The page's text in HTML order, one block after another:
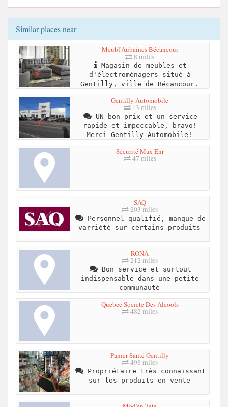
Similar places near
Meubl'Aubaines Bécancour
8 miles
Magasin de meubles et
d'électroménagers situé à
Gentilly, ville de Bécancour.
Gentilly Automobile
13 miles
UN bon prix et un service
rapide et impeccable, bravo!
Merci Gentilly Automobile!
Sécurité Max Enr
47 miles
SAQ
203 miles
Personnel qualifié, manque de
varriété sur certains produits
RONA
212 miles
Bon service et surtout
indispensable dans une petite
communauté
Quebec Societe Des Alcools
482 miles
Panier Santé Gentilly
498 miles
Propriétaire très connaissant
sur les produits en vente